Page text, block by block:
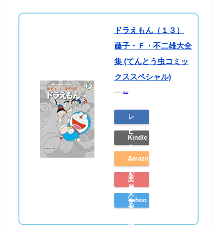
ドラえもん（１３）
藤子・Ｆ・不二雄大全
集 (てんとう虫コミッ
クススペシャル)
created by Rinker
レ
ビ
ュ
ー
を
見
る
Kindle
Amazon
で
探
す
楽
天
市
場
Yahoo